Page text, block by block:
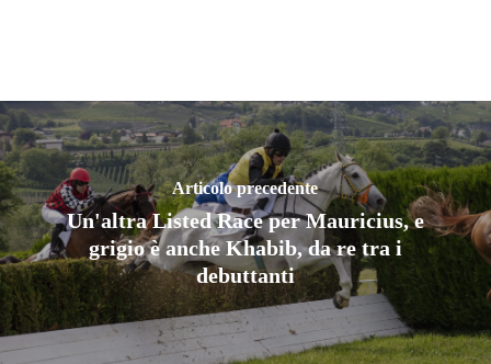
Articolo precedente
Un'altra Listed Race per Mauricius, e
grigio è anche Khabib, da re tra i
debuttanti